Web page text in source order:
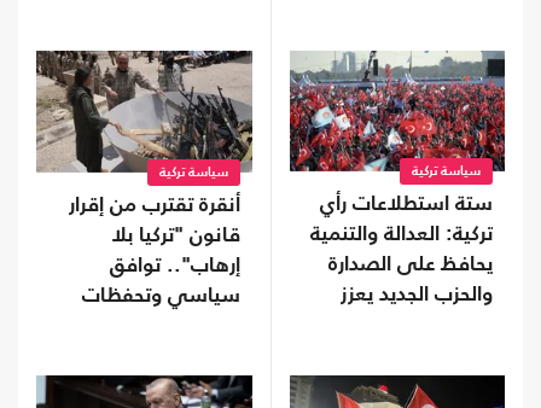
سياسة تركية
ستة استطلاعات رأي
تركية: العدالة والتنمية
يحافظ على الصدارة
والحزب الجديد يعزز
سياسة تركية
أنقرة تقترب من إقرار
قانون "تركيا بلا
إرهاب".. توافق
سياسي وتحفظات